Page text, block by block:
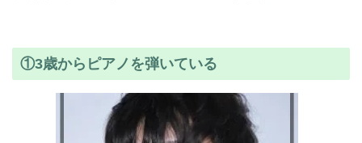
①3歳からピアノを弾いている